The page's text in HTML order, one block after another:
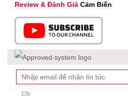
Review & Đánh Giá Cảm Biến